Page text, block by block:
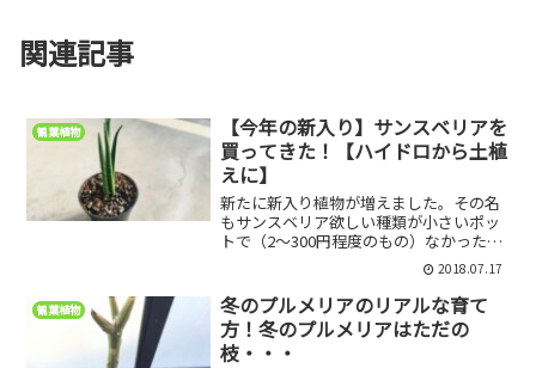
関連記事
観葉植物
【今年の新入り】サンスベリアを
買ってきた！【ハイドロから土植
えに】
新たに新入り植物が増えました。その名
もサンスベリア欲しい種類が小さいポッ
トで（2～300円程度のもの）なかったの
で、ずっとさがしていたところ、ハイド
ロ用の小さい苗だったらあったので、一
か八かそれを買いました。値段は200円で
した。見た目がお...
2018.07.17
観葉植物
冬のプルメリアのリアルな育て
方！冬のプルメリアはただの
枝・・・